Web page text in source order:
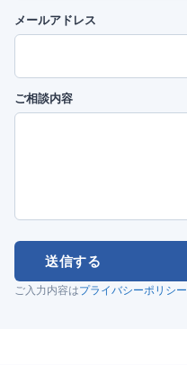
メールアドレス
ご相談内容
送信する
ご入力内容はプライバシーポリシー